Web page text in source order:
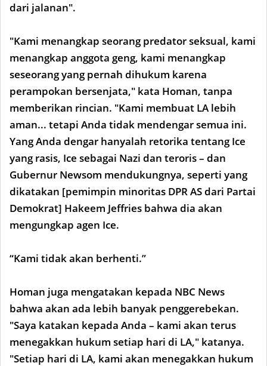
dari jalanan".
"Kami menangkap seorang predator seksual, kami
menangkap anggota geng, kami menangkap
seseorang yang pernah dihukum karena
perampokan bersenjata," kata Homan, tanpa
memberikan rincian. "Kami membuat LA lebih
aman... tetapi Anda tidak mendengar semua ini.
Yang Anda dengar hanyalah retorika tentang Ice
yang rasis, Ice sebagai Nazi dan teroris – dan
Gubernur Newsom mendukungnya, seperti yang
dikatakan [pemimpin minoritas DPR AS dari Partai
Demokrat] Hakeem Jeffries bahwa dia akan
mengungkap agen Ice.
“Kami tidak akan berhenti.”
Homan juga mengatakan kepada NBC News
bahwa akan ada lebih banyak penggerebekan.
"Saya katakan kepada Anda – kami akan terus
menegakkan hukum setiap hari di LA," katanya.
"Setiap hari di LA, kami akan menegakkan hukum